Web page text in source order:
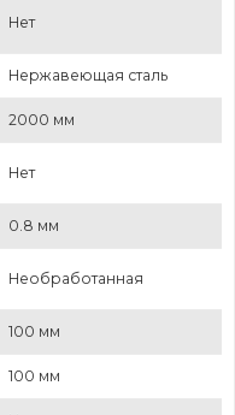
Нет
Нержавеющая сталь
2000 мм
Нет
0.8 мм
Необработанная
100 мм
100 мм